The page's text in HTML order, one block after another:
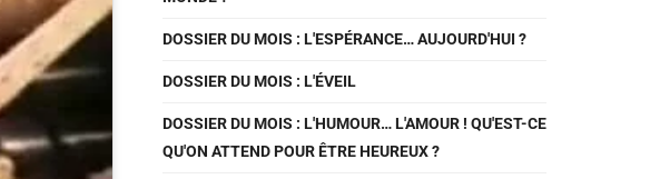
DOSSIER DU MOIS : L'ESPÉRANCE… AUJOURD'HUI ?
DOSSIER DU MOIS : L'ÉVEIL
DOSSIER DU MOIS : L'HUMOUR… L'AMOUR ! QU'EST-CE
QU'ON ATTEND POUR ÊTRE HEUREUX ?